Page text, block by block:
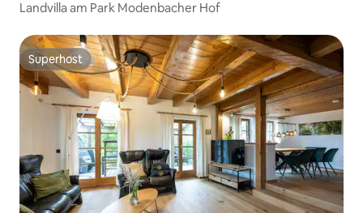
Landvilla am Park Modenbacher Hof
Superhost
Superhost